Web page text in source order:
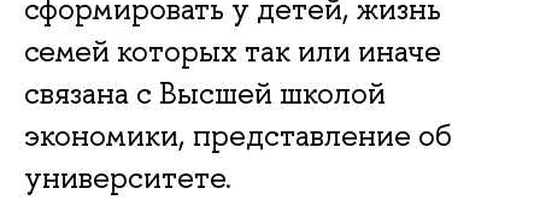
сформировать у детей, жизнь
семей которых так или иначе
связана с Высшей школой
экономики, представление об
университете.